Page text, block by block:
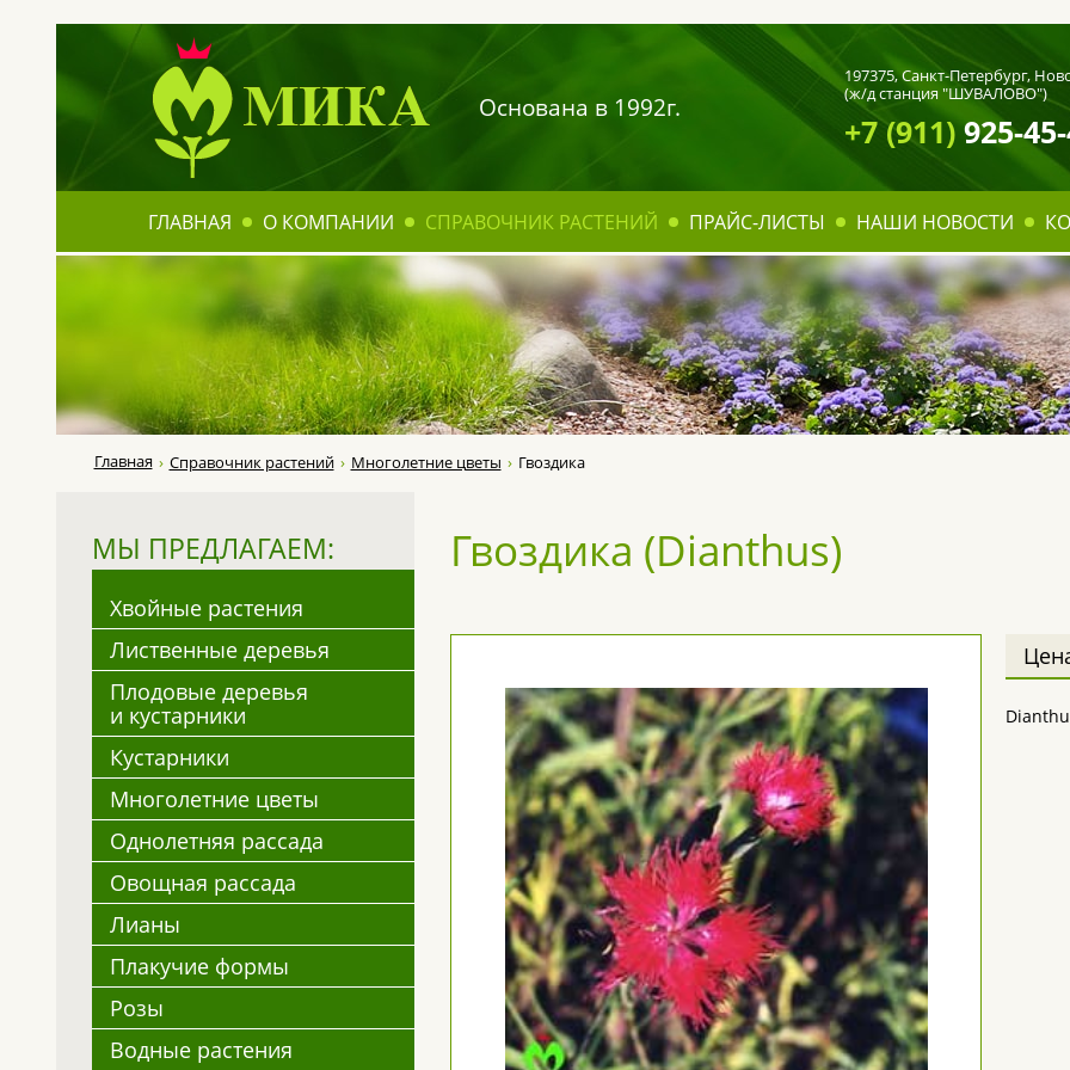
Основана в 1992г.
197375,Санкт-Петербург,
(ж/д станция "ШУВАЛОВО")
+7 (911)925-
ГЛАВНАЯ О КОМПАНИИ СПРАВОЧНИК РАСТЕНИЙ ПРАЙС-ЛИСТЫ НАШИ НОВОСТИ
Главная Справочник растений Многолетние цветы Гвоздика
МЫ ПРЕДЛАГАЕМ:
Хвойные растения
Лиственные деревья
Плодовые деревья
и кустарники
Кустарники
Многолетние цветы
Однолетняя рассада
Овощная рассада
Лианы
Плакучие формы
Розы
Водные растения
Гвоздика (Dianthus)